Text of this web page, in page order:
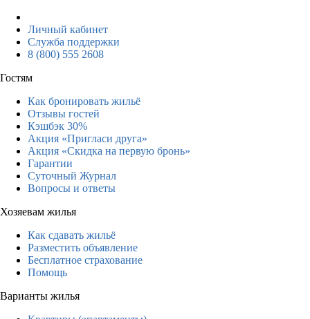
Личный кабинет
Служба поддержки
Гостям
Как бронировать жильё
Отзывы гостей
Кэшбэк 30%
Акция «Пригласи друга»
Акция «Скидка на первую бронь»
Гарантии
Суточный Журнал
Хозяевам жилья
Как сдавать жильё
Разместить объявление
Бесплатное страхование
Варианты жилья